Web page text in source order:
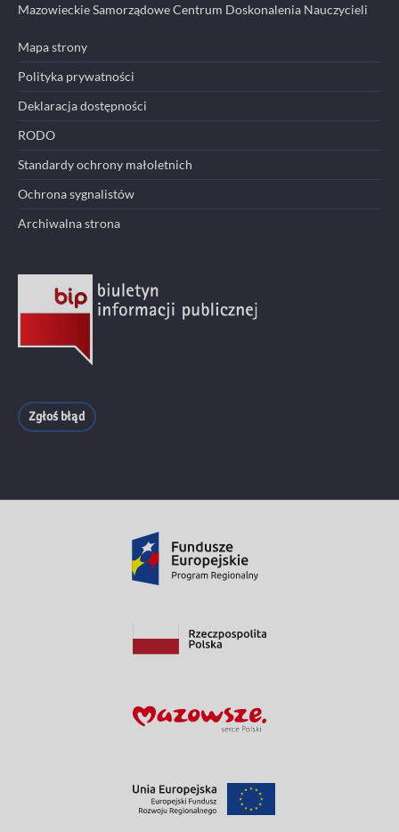
Mazowieckie Samorządowe Centrum Doskonalenia Nauczycieli
Mapa strony
Polityka prywatności
Deklaracja dostępności
RODO
Standardy ochrony małoletnich
Ochrona sygnalistów
Archiwalna strona
Zgłoś błąd